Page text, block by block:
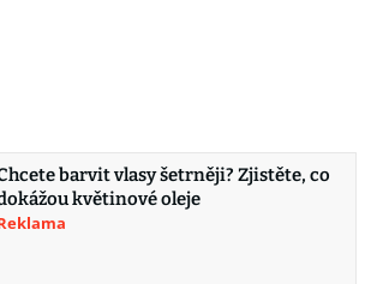
barvit vlasy šetrněji? Zjistěte, co
květinové oleje